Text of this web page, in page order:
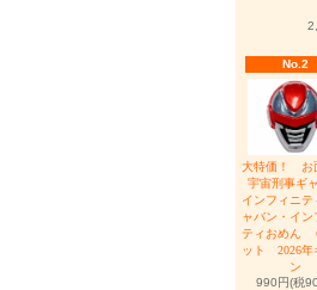
No.2
大特価！
宇宙刑事ギ
インフィニ
ャバン・イン
ティおめん
ット 2026年
ン
990円(税